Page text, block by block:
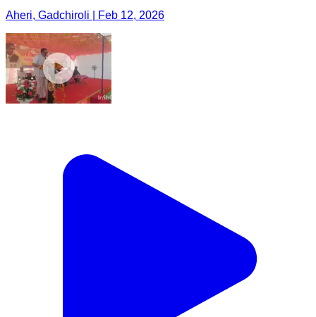
Aheri, Gadchiroli | Feb 12, 2026